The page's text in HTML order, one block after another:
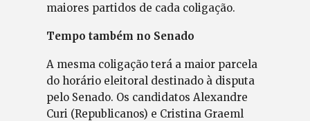
maiores partidos de cada coligação.
Tempo também no Senado
A mesma coligação terá a maior parcela
do horário eleitoral destinado à disputa
pelo Senado. Os candidatos Alexandre
Curi (Republicanos) e Cristina Graeml